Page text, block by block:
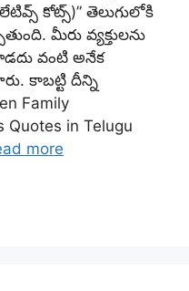
కోట్స్)” తెలుగులోకి
మీరు వ్యక్తులను
వంటి అనేక
కాబట్టి దీన్ని
Family
Quotes in Telugu
more